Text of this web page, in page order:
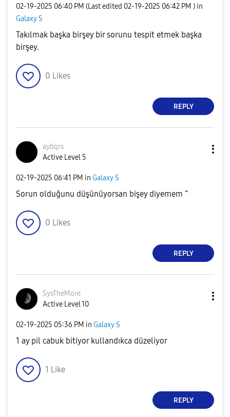
‎02-19-2025 06:40 PM (Last edited ‎02-19-2025 06:42 PM ) in
Galaxy S
Takılmak başka birşey bir sorunu tespit etmek başka
birşey.
0 Likes
REPLY
aybqrs
Active Level 5
‎02-19-2025 06:41 PM in Galaxy S
Sorun olduğunu düşünüyorsan bişey diyemem ^
0 Likes
REPLY
SysTheMore
Active Level 10
‎02-19-2025 05:36 PM in Galaxy S
1 ay pil cabuk bitiyor kullandıkca düzeliyor
1 Like
REPLY